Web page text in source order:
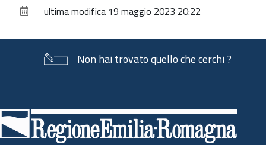
documentoultima modifica 19 maggio 2023 20:22
Non hai trovato quello che cerchi ?
di
pagina